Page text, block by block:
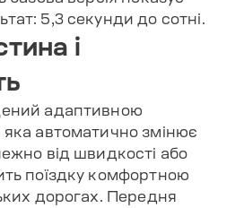
5,3 секунди до сотні.
і
адаптивною
яка автоматично змінює
від швидкості або
поїздку комфортною
дорогах. Передня